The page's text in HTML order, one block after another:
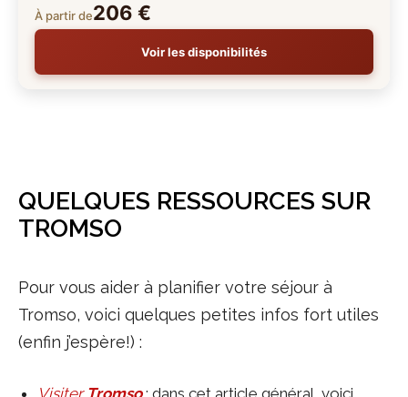
À partir de206 €
Voir les disponibilités
QUELQUES RESSOURCES SUR
TROMSO
Pour vous aider à planifier votre séjour à
Tromso, voici quelques petites infos fort utiles
(enfin j’espère!) :